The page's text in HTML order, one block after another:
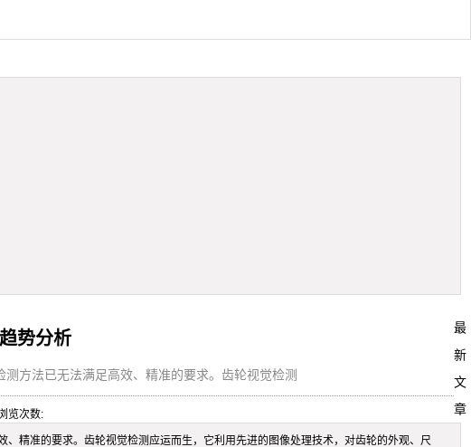
势分析
方法已无法满足高效、精准的要求。齿轮视觉检测
览次数:
精准的要求。齿轮视觉检测应运而生，它利用先进的图像处理技术，对齿轮的外观、尺
最
新
文
章